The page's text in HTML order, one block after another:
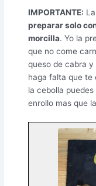
IMPORTANTE:
preparar solo
morcilla. Yo la
que no come
queso de cabra
haga falta que te
la cebolla
enrollo mas que